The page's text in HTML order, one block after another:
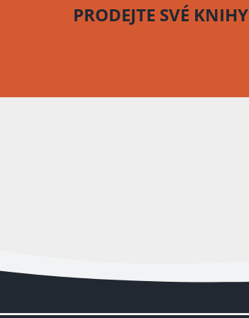
PRODEJTE SVÉ KNIHY